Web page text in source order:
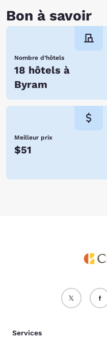
Bon à savoir
Nombre d’hôtels
18 hôtels à
Byram
Meilleur prix
$51
Services